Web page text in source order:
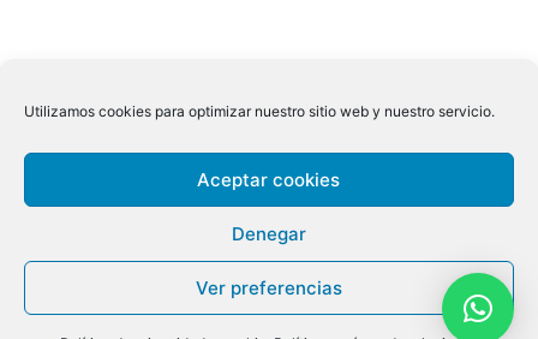
Utilizamos cookies para optimizar nuestro sitio web y nuestro servicio.
Aceptar cookies
Denegar
Ver preferencias
© 2026 ALL RIGHTS RESERVED